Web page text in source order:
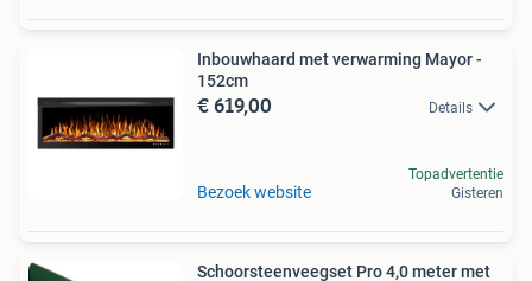
Inbouwhaard met verwarming Mayor -
152cm
€ 619,00 Details
Bezoek website
Topadvertentie
Gisteren
Schoorsteenveegset Pro 4,0 meter met